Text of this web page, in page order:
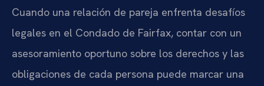
Cuando una relación de pareja enfrenta desafíos
legales en el Condado de Fairfax, contar con un
asesoramiento oportuno sobre los derechos y las
obligaciones de cada persona puede marcar una